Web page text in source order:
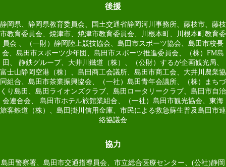
後援
静岡県、静岡県教育委員会、国土交通省静岡河川事務所、藤枝市、藤枝
市教育委員会、焼津市、焼津市教育委員会、川根本町、川根本町教育委
員会 、（一財）静岡陸上競技協会、島田市スポーツ協会、島田市校長
会、島田市スポーツ少年団、島田市スポーツ推進委員会、（株）FM島
田、 静鉄グループ、大井川鐵道（株）、（公財）するが企画観光局、
富士山静岡空港（株）、島田商工会議所、島田市商工会、大井川農業協
同組合、島田市茶業振興協会、（一社）島田青年会議所、（株）まちづ
くり島田、島田ライオンズクラブ、島田ロータリークラブ、島田市自治
会連合会、 島田市ホテル旅館業組合、（一社）島田市観光協会、東海
旅客鉄道（株）、島田掛川信用金庫、市民による救急蘇生普及島田市連
絡協議会
協力
島田警察署、島田市交通指導員会、市立総合医療センター、(公社)静岡